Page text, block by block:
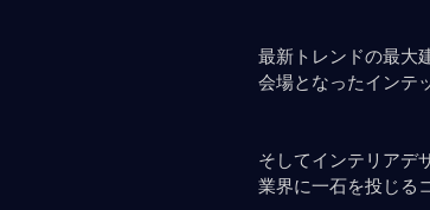
最新トレンドの最大
会場となったインテ
そしてインテリアデ
業界に一石を投じる